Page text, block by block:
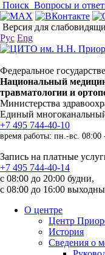
Поиск Вопросы и
Версия для
Рус Eng
Федеральное
Национальный
травматологии и
Министерства
Единый
+7 495 744-40-10
время работы: пн.-вс. 08:00
Запись на платные
+7 495 744-40-14
с 08:00 до 20:00 будни,
с 08:00 до 16:00
О центре
Центр
История
Сведения о